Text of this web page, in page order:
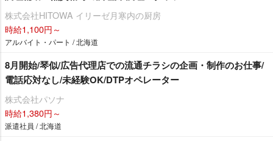
株式会社HITOWA イリーゼ月寒内の厨房
時給1,100円～
アルバイト・パート / 北海道
8月開始/琴似/広告代理店での流通チラシの企画・制作のお仕事/
電話応対なし/未経験OK/DTPオペレーター
株式会社パソナ
時給1,380円～
派遣社員 / 北海道